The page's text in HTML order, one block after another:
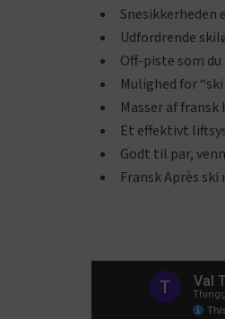
Udfordrende
Off-piste som
Mulighed for
Masser af
Et effektivt
Godt til par,
Fransk Après